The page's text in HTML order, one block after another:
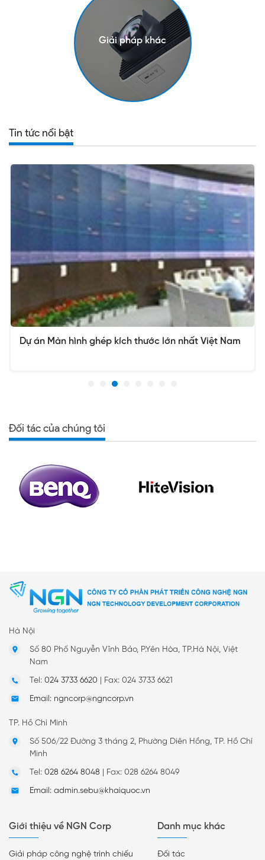
Giải pháp khác
Tin tức nổi bật
Dự án Màn hình ghép kích thước lớn nhất Việt Nam
Đối tác của chúng tôi
Hà Nội
Số 80 Phố Nguyễn Vĩnh Bảo, P.Yên Hòa, TP.Hà Nội, Việt
Nam
Tel: 024 3733 6620 Fax: 024 3733 6621
Email: ngncorp@ngncorp.vn
TP. Hồ Chí Minh
Số 506/22 Đường 3 tháng 2, Phường Diên Hồng, TP. Hồ Chí
Minh
Tel: 028 6264 8048 Fax: 028 6264 8049
Email: admin.sebu@khaiquoc.vn
Giới thiệu về NGN Corp
Giải pháp công nghệ trình chiếu
Danh mục khác
Đối tác